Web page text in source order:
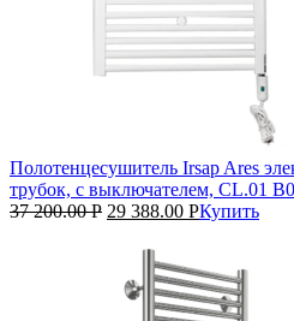
Полотенцесушитель Irsap Ares
трубок, с выключателем, CL.01
37 200.00Р 29 388.00 РКупить